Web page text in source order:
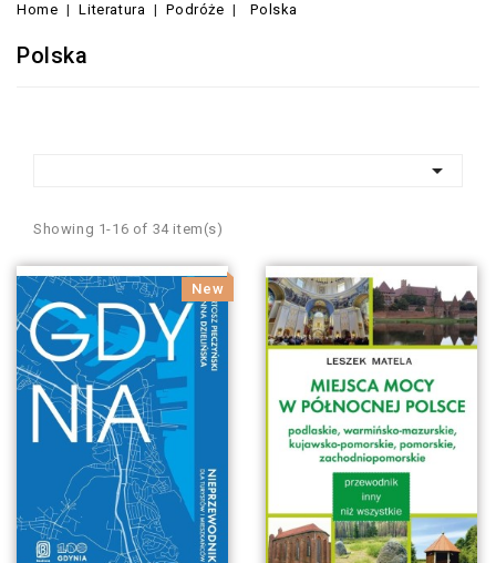
Home Literatura Podróże Polska
Polska

Showing 1-16 of 34 item(s)
New